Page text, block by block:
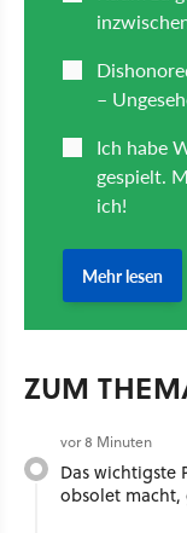
ZUM
vor 8 Minuten
Das wichtigste
obsolet